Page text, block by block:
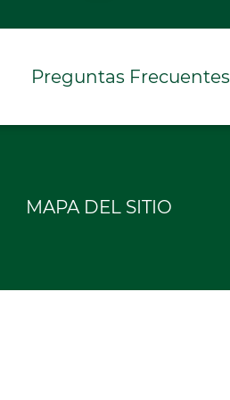
Preguntas Frecuentes
MAPA DEL SITIO